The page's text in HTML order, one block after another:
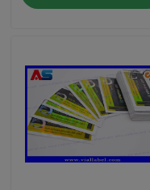
Fabrika turu
Kalite kontrol